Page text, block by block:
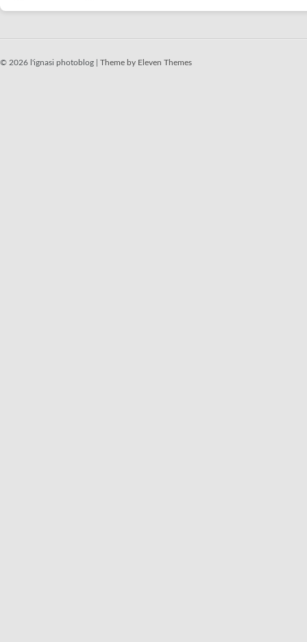
© 2026 l'ignasi photoblog | Theme by Eleven Themes